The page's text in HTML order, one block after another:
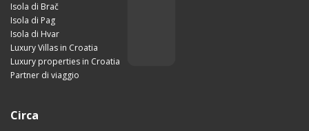
Isola di Brač
Isola di Pag
Isola di Hvar
Luxury Villas in Croatia
Luxury properties in Croatia
Partner di viaggio
Circa